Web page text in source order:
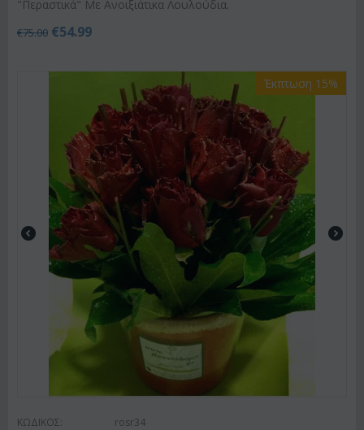
"Περαστικά" Με Ανοιξιάτικα Λουλούδια.
€75.00 €54.99
Έκπτωση 15%
ΚΩΔΙΚΟΣ: rosr34